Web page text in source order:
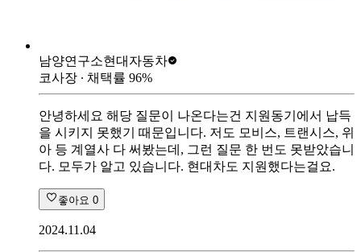
남양연구소현대자동차
코사장 ∙ 채택률 96%
안녕하세요 해당 질문이 나온다는건 지원동기에서 납득
을 시키지 못했기 때문입니다. 저도 모비스, 트랜시스, 위
아 등 계열사 다 써봤는데, 그런 질문 한 번도 못받았습니
다. 모두가 알고 있습니다. 현대차도 지원했다는걸요.
좋아요 0
2024.11.04